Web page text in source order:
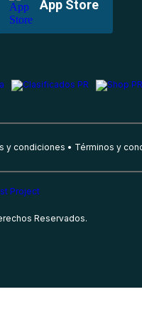
App Store
y condiciones Términos y
Reservados.